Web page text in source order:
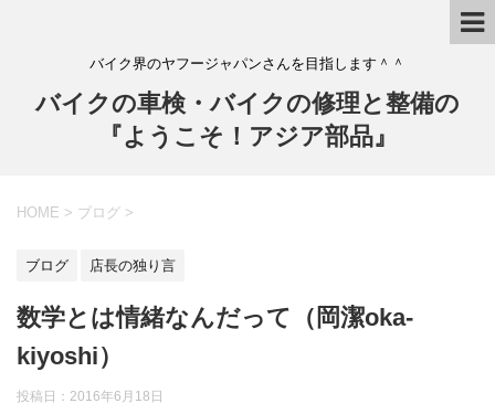
バイク界のヤフージャパンさんを目指します＾＾
バイクの車検・バイクの修理と整備の
『ようこそ！アジア部品』
HOME > ブログ >
ブログ 店長の独り言
数学とは情緒なんだって（岡潔oka-
kiyoshi）
投稿日： 2016年6月18日